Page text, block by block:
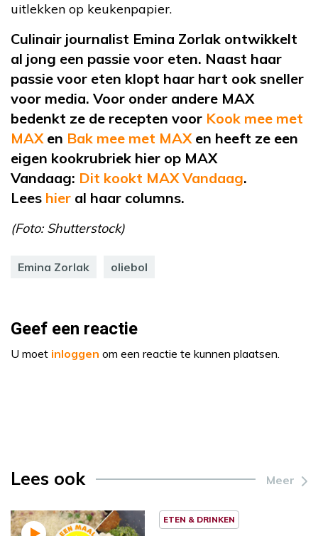
uitlekken op keukenpapier.
Culinair journalist Emina Zorlak ontwikkelt
al jong een passie voor eten. Naast haar
passie voor eten klopt haar hart ook sneller
voor media. Voor onder andere MAX
bedenkt ze de recepten voor Kook mee met
MAXen Bak mee met MAXen heeft ze een
eigen kookrubriek hier op MAX
Vandaag: Dit kookt MAX Vandaag.
Lees hier al haar columns.
(Foto: Shutterstock)
Emina Zorlak oliebol
Geef een reactie
U moet inloggen om een reactie te kunnen plaatsen.
Lees ook Meer
ETEN & DRINKEN